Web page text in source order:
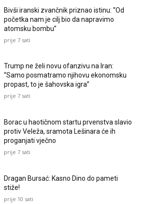
Bivši iranski zvančnik priznao istinu: “Od
početka nam je cilj bio da napravimo
atomsku bombu”
prije 7 sati
Trump ne želi novu ofanzivu na Iran:
“Samo posmatramo njihovu ekonomsku
propast, to je šahovska igra”
prije 7 sati
Borac u haotičnom startu prvenstva slavio
protiv Veleža, sramota Lešinara će ih
proganjati vječno
prije 7 sati
Dragan Bursać: Kasno Dino do pameti
stiže!
prije 10 sati